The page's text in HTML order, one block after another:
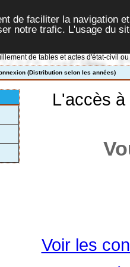
de faciliter la navigation
notre trafic. L'usage du
de tables et actes d'état-civil
(Distribution selon les années)
L'accès
Voir les